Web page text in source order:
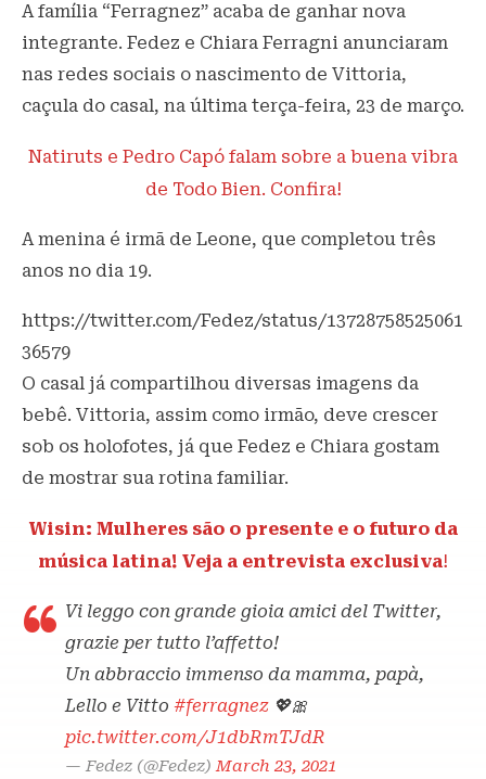
A família “Ferragnez” acaba de ganhar nova
integrante. Fedez e Chiara Ferragni anunciaram
nas redes sociais o nascimento de Vittoria,
caçula do casal, na última terça-feira, 23 de março.
Natiruts e Pedro Capó falam sobre a buena vibra
de Todo Bien. Confira!
A menina é irmã de Leone, que completou três
anos no dia 19.
https://twitter.com/Fedez/status/13728758525061
36579
O casal já compartilhou diversas imagens da
bebê. Vittoria, assim como irmão, deve crescer
sob os holofotes, já que Fedez e Chiara gostam
de mostrar sua rotina familiar.
Wisin: Mulheres são o presente e o futuro da
música latina! Veja a entrevista exclusiva!
Vi leggo con grande gioia amici del Twitter,
grazie per tutto l’affetto!
Un abbraccio immenso da mamma, papà,
Lello e Vitto #ferragnez 💖🎀
pic.twitter.com/J1dbRmTJdR
— Fedez (@Fedez)March 23, 2021